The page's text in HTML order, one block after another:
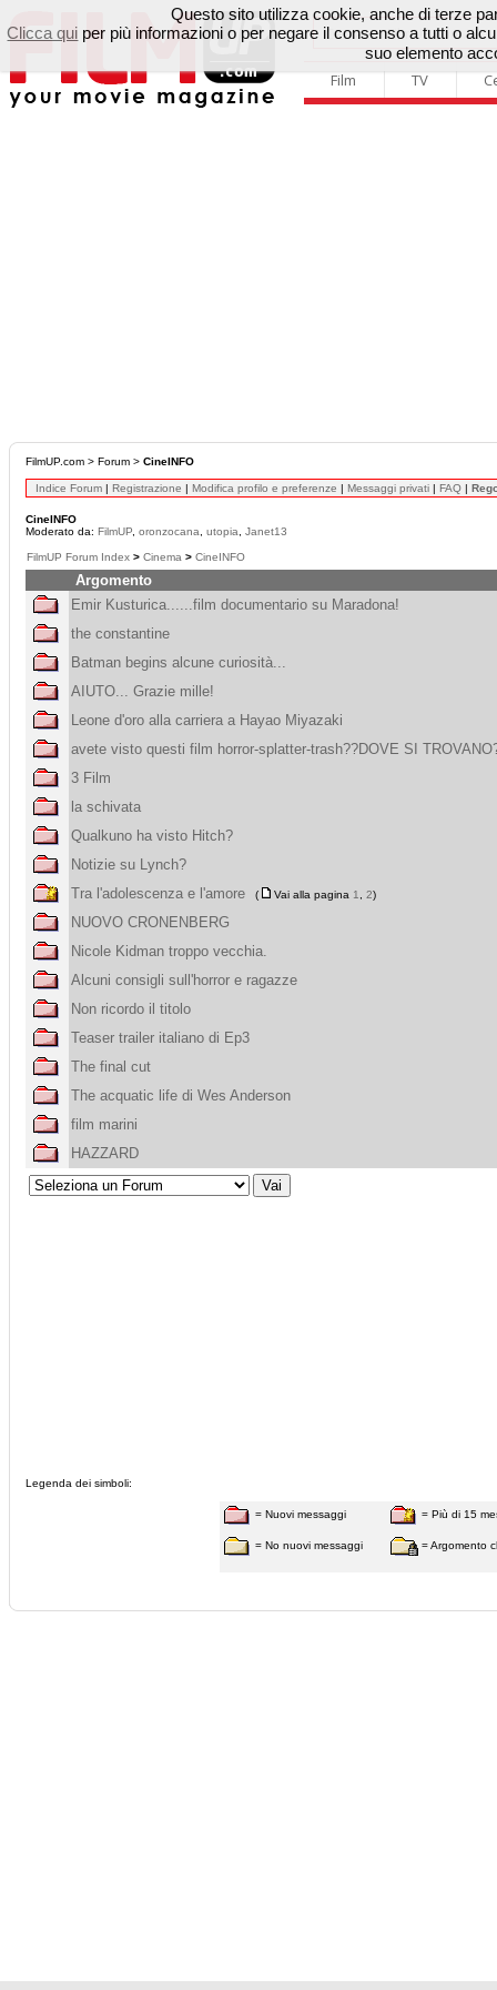
Film TV
FilmUP.com > Forum > CineINFO
Indice Forum | Registrazione | Modifica profilo e preferenze | Messaggi privati | FAQ |
CineINFO
Moderato da: FilmUP oronzocana utopia Janet13
FilmUP Forum Index > Cinema > CineINFO
Argomento
Emir Kusturica......film documentario su Maradona!
the constantine
Batman begins alcune curiosità...
AIUTO... Grazie mille!
Leone d'oro alla carriera a Hayao Miyazaki
avete visto questi film horror-splatter-trash??DOVE SI
3 Film
la schivata
Qualkuno ha visto Hitch?
Notizie su Lynch?
Tra l'adolescenza e l'amore
( Vai alla pagina 1 2)
NUOVO CRONENBERG
Nicole Kidman troppo vecchia.
Alcuni consigli sull'horror e ragazze
Non ricordo il titolo
Teaser trailer italiano di Ep3
The final cut
The acquatic life di Wes Anderson
film marini
HAZZARD
Legenda dei simboli:
= Nuovi messaggi
= No nuovi messaggi
= Più di 15
= Argomento
Questo sito utilizza cookie, anche di terze
Clicca qui per più informazioni o per negare il consenso a tutti o
suo elemento